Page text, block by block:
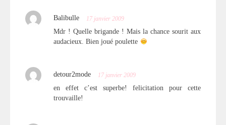
Balibulle 17 janvier 2009
Mdr ! Quelle brigande ! Mais la chance sourit aux
audacieux. Bien joué poulette
detour2mode 17 janvier 2009
en effet c’est superbe! felicitation pour cette
trouvaille!